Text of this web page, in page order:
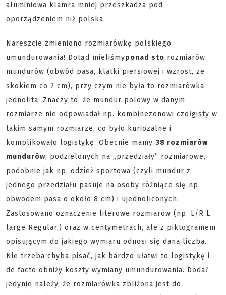
aluminiowa klamra mniej przeszkadza pod
oporządzeniem niż polska.
Nareszcie zmieniono rozmiarówkę polskiego
umundurowania! Dotąd mieliśmyponad sto rozmiarów
mundurów (obwód pasa, klatki piersiowej i wzrost, ze
skokiem co 2 cm), przy czym nie była to rozmiarówka
jednolita. Znaczy to, że mundur polowy w danym
rozmiarze nie odpowiadał np. kombinezonowi czołgisty w
takim samym rozmiarze, co było kuriozalne i
komplikowało logistykę. Obecnie mamy 38 rozmiarów
mundurów, podzielonych na „przedziały” rozmiarowe,
podobnie jak np. odzież sportowa (czyli mundur z
jednego przedziału pasuje na osoby różniące się np.
obwodem pasa o około 8 cm) i ujednoliconych.
Zastosowano oznaczenie literowe rozmiarów (np. L/R L
large Regular,) oraz w centymetrach, ale z piktogramem
opisującym do jakiego wymiaru odnosi się dana liczba.
Nie trzeba chyba pisać, jak bardzo ułatwi to logistykę i
de facto obniży koszty wymiany umundurowania. Dodać
jedynie należy, że rozmiarówka zbliżona jest do